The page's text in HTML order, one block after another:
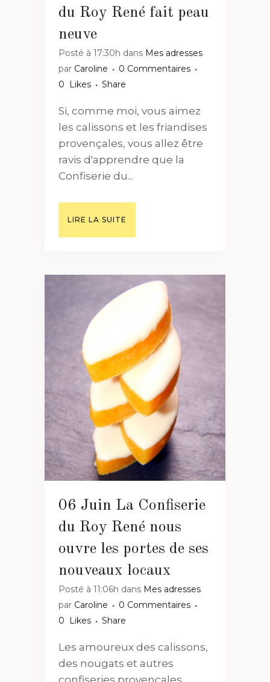
du Roy René fait peau
neuve
Posté à 17:30h dans Mes adresses
par Caroline
0 Commentaires
0
Likes Share
Si, comme moi, vous aimez
les calissons et les friandises
provençales, vous allez être
ravis d'apprendre que la
Confiserie du...
LIRE LA SUITE
06 Juin La Confiserie
du Roy René nous
ouvre les portes de ses
nouveaux locaux
Posté à 11:06h dans Mes adresses
par Caroline
0 Commentaires
0
Likes Share
Les amoureux des calissons,
des nougats et autres
confiseries provençales